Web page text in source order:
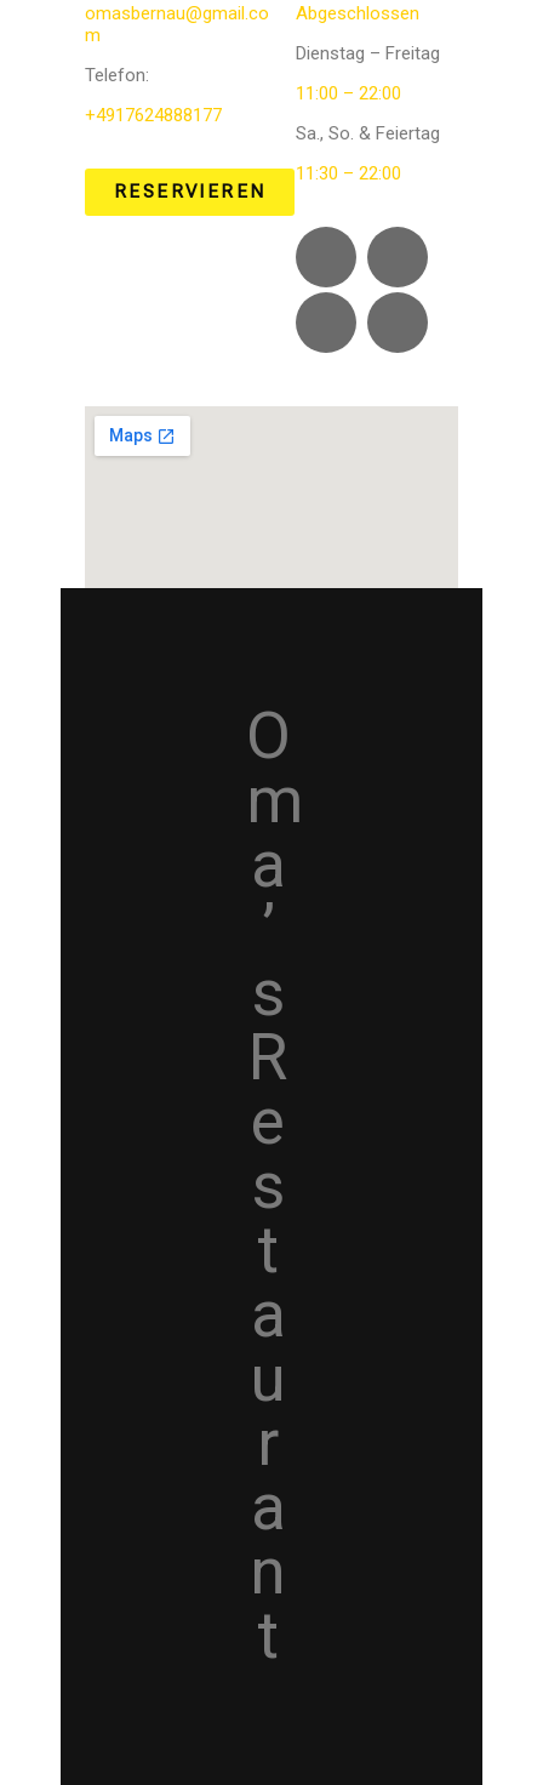
omasbernau@gmail.co
m
Telefon:
+4917624888177
RESERVIEREN
Abgeschlossen
Dienstag – Freitag
11:00 – 22:00
Sa., So. & Feiertag
11:30 – 22:00
O
m
a
’
s
R
e
s
t
a
u
r
a
n
t